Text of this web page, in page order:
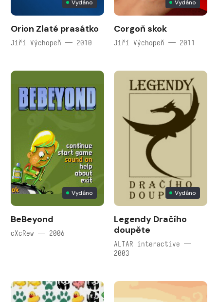
Vydáno
Orion Zlaté prasátko
Jiří Výchopeň — 2010
Vydáno
Corgoň skok
Jiří Výchopeň — 2011
Vydáno
BeBeyond
cXcRew — 2006
Vydáno
Legendy Dračího
doupěte
ALTAR interactive —
2003